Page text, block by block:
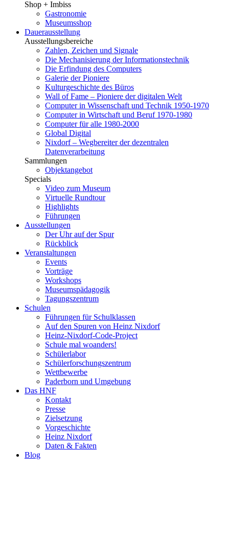
Shop + Imbiss
Gastronomie
Museumsshop
Dauerausstellung
Ausstellungsbereiche
Zahlen, Zeichen und Signale
Die Mechanisierung der Informationstechnik
Die Erfindung des Computers
Galerie der Pioniere
Kulturgeschichte des Büros
Wall of Fame – Pioniere der digitalen Welt
Computer in Wissenschaft und Technik 1950-1970
Computer in Wirtschaft und Beruf 1970-1980
Computer für alle 1980-2000
Global Digital
Nixdorf – Wegbereiter der dezentralen
Datenverarbeitung
Sammlungen
Objektangebot
Specials
Video zum Museum
Virtuelle Rundtour
Highlights
Führungen
Ausstellungen
Der Uhr auf der Spur
Rückblick
Veranstaltungen
Events
Vorträge
Workshops
Museumspädagogik
Tagungszentrum
Schulen
Führungen für Schulklassen
Auf den Spuren von Heinz Nixdorf
Heinz-Nixdorf-Code-Project
Schule mal woanders!
Schülerlabor
Schülerforschungszentrum
Wettbewerbe
Paderborn und Umgebung
Das HNF
Kontakt
Presse
Zielsetzung
Vorgeschichte
Heinz Nixdorf
Daten & Fakten
Blog